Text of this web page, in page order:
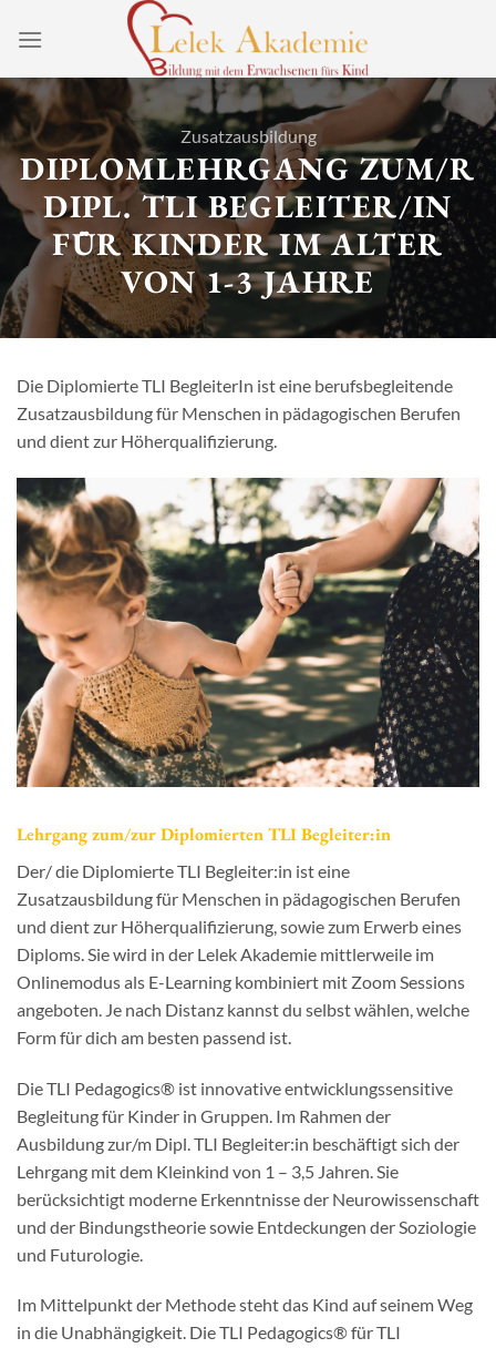
Inhalt
Zusatzausbildung
DIPLOMLEHRGANG ZUM/R
DIPL. TLI BEGLEITER/IN
FÜR KINDER IM ALTER
VON 1-3 JAHRE
Die Diplomierte TLI BegleiterIn ist eine berufsbegleitende
Zusatzausbildung für Menschen in pädagogischen Berufen
und dient zur Höherqualifizierung.
Lehrgang zum/zur Diplomierten TLI Begleiter:in
Der/ die Diplomierte TLI Begleiter:in ist eine
Zusatzausbildung für Menschen in pädagogischen Berufen
und dient zur Höherqualifizierung, sowie zum Erwerb eines
Diploms. Sie wird in der Lelek Akademie mittlerweile im
Onlinemodus als E-Learning kombiniert mit Zoom Sessions
angeboten. Je nach Distanz kannst du selbst wählen, welche
Form für dich am besten passend ist.
Die TLI Pedagogics® ist innovative entwicklungssensitive
Begleitung für Kinder in Gruppen. Im Rahmen der
Ausbildung zur/m Dipl. TLI Begleiter:in beschäftigt sich der
Lehrgang mit dem Kleinkind von 1 – 3,5 Jahren. Sie
berücksichtigt moderne Erkenntnisse der Neurowissenschaft
und der Bindungstheorie sowie Entdeckungen der Soziologie
und Futurologie.
Im Mittelpunkt der Methode steht das Kind auf seinem Weg
in die Unabhängigkeit. Die TLI Pedagogics® für TLI